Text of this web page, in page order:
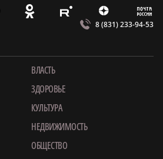
O E Z m
8 (831) 233-94-53
ВЛАСТЬ
ЗДОРОВЬЕ
КУЛЬТУРА
НЕДВИЖИМОСТЬ
ОБЩЕСТВО